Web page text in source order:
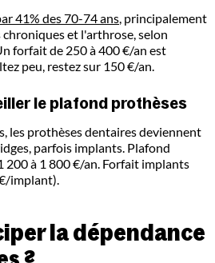
41% des 70-74 ans, principalement
et l'arthrose, selon
forfait de 250 à 400 €/an est
peu, restez sur 150 €/an.
le plafond prothèses
les prothèses dentaires deviennent
parfois implants. Plafond
200 à 1 800 €/an. Forfait implants
implant).
la dépendance